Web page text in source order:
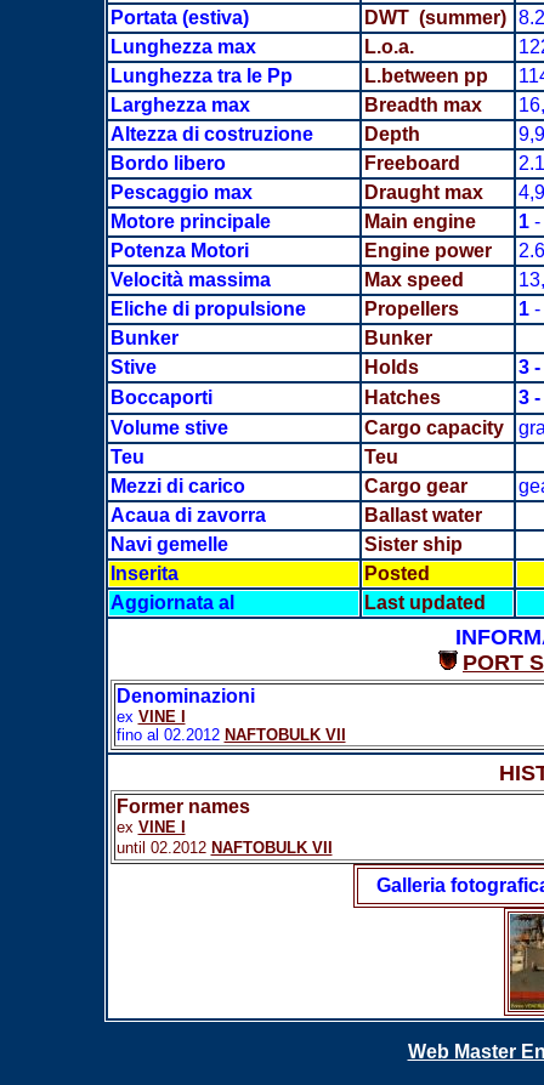
Portata(estiva) DWT (summer)
Lunghezza max
L.o.a.
Lunghezza tra le Pp
L.between pp
Larghezza max
Breadth max
Altezza di costruzione
Depth
Bordo libero
Freeboard
Pescaggio max
Draught max
Motore principale
Main engine 1-
Potenza Motori
Engine power
Velocità massima
Max speed
Eliche di propulsione
Propellers 1-
Bunker
Bunker
Stive
Holds
3 -
Boccaporti
Hatches
3 -
Volume stive
Cargo capacity
Teu
Teu
Mezzi di carico
Cargo gear
Acaua di zavorra
Ballast water
Navi gemelle
Sister ship
Inserita
Posted
Aggiornata al
Last updated
PORT
Denominazioni
ex VINE I
fino al 02.2012 NAFTOBULK VII
Former names
ex VINE I
until 02.2012 NAFTOBULK VII
Galleria
Web Master